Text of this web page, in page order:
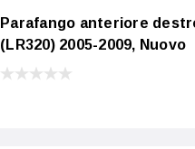
Parafango anteriore
(LR320) 2005-2009, Nuovo